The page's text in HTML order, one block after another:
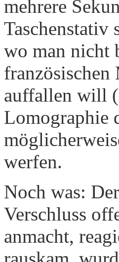
mehrere
Taschenstativ
wo man nicht
auffallen will
Lomographie
werfen.
Noch was:
Verschluss
anmacht,